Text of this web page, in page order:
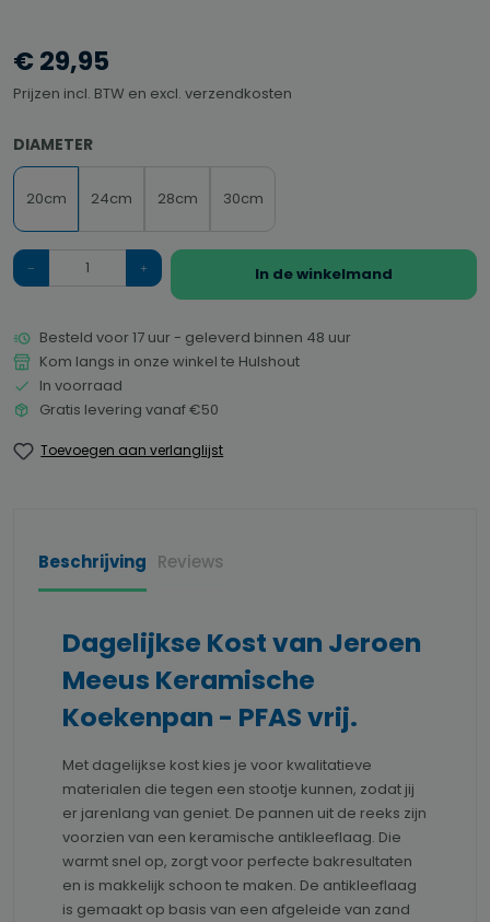
€ 29,95
Prijzen incl. BTW en excl. verzendkosten
SELECTEER
DIAMETER
20cm 24cm 28cm 30cm
Hoeveelheid
In de winkelmand
Besteld voor 17 uur - geleverd binnen 48 uur
Kom langs in onze winkel te Hulshout
In voorraad
Gratis levering vanaf €50
Toevoegen aan verlanglijst
Beschrijving Reviews
Dagelijkse Kost van Jeroen
Meeus Keramische
Koekenpan - PFAS vrij.
Met dagelijkse kost kies je voor kwalitatieve
materialen die tegen een stootje kunnen, zodat jij
er jarenlang van geniet. De pannen uit de reeks zijn
voorzien van een keramische antikleeflaag. Die
warmt snel op, zorgt voor perfecte bakresultaten
en is makkelijk schoon te maken. De antikleeflaag
is gemaakt op basis van een afgeleide van zand